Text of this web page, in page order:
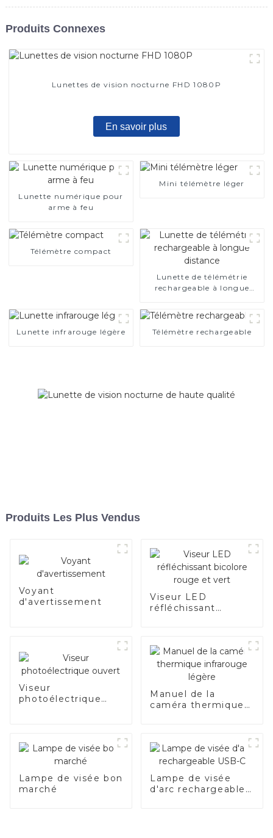
Produits Connexes
Lunettes de vision nocturne FHD 1080P
En savoir plus
Lunette numérique pour
arme à feu
Mini télémètre léger
Télémètre compact
Lunette de télémétrie
rechargeable à longue
Lunette infrarouge légère Télémètre rechargeable
Produits Les Plus Vendus
Voyant
d'avertissement
Viseur LED
réfléchissant
Viseur
photoélectrique
Manuel de la
caméra thermique
Lampe de visée bon
marché
Lampe de visée
d'arc rechargeable